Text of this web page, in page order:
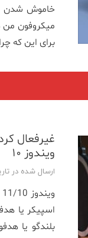
خاموش شدن
برای این که
غیرفعال
ویندوز ۱۰
ارسال شده در تاریخ
اسپیکر یا